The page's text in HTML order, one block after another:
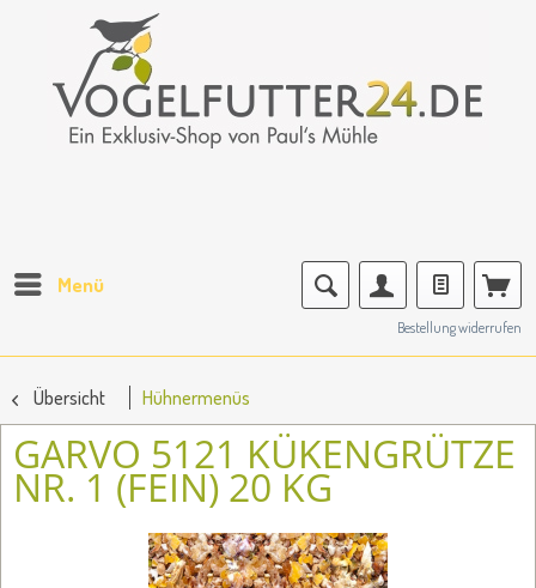
Menü
Bestellung widerrufen
Übersicht Hühnermenüs
GARVO 5121 KÜKENGRÜTZE
NR. 1 (FEIN) 20 KG